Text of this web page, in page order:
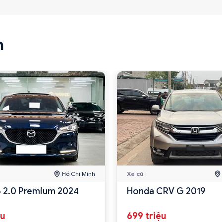
Hồ Chí Minh
2.0 Premium 2024
Xe cũ
Honda CRV G 2019
699 triệu